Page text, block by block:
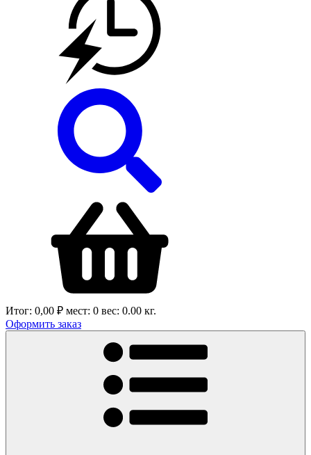
Итог: 0,00 ₽ мест: 0 вес: 0.00 кг.
Оформить заказ